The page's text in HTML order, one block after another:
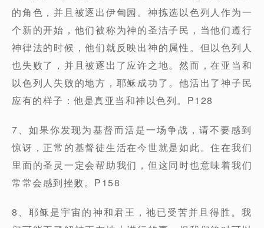
的角色，并且被逐出伊甸园。神拣选以色列人作为一
个新的开始，他们被称为神的圣洁子民，当他们遵行
神律法的时候，他们就反映出神的属性。但以色列人
也失败了，并且被逐出了应许之地。然而，在亚当和
以色列人失败的地方，耶稣成功了。他活出了神子民
应有的样子：他是真亚当和神以色列。P128
7、如果你发现为基督而活是一场争战，请不要感到
惊讶，正常的基督徒生活在今世就是如此。住在我们
里面的圣灵一定会帮助我们，但这同时也意味着我们
常常会感到挫败。P158
8、耶稣是宇宙的神和君王，祂已受苦并且得胜。我